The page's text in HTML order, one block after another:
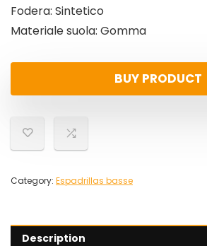
Fodera: Sintetico
Materiale suola: Gomma
BUY PRODUCT
Category: Espadrillas basse
Description